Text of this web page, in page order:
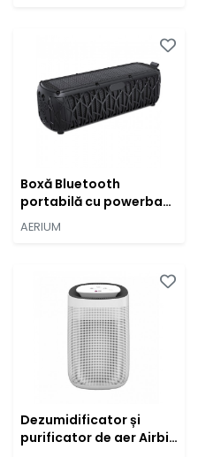
Boxă Bluetooth
portabilă cu powerbank
AERIUM S5000 Solar
AERIUM
Dezumidificator și
purificator de aer Airbi